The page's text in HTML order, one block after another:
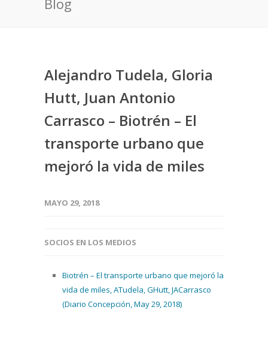
Blog
Alejandro Tudela, Gloria
Hutt, Juan Antonio
Carrasco – Biotrén – El
transporte urbano que
mejoró la vida de miles
MAYO 29, 2018
SOCIOS EN LOS MEDIOS
Biotrén – El transporte urbano que mejoró la
vida de miles, ATudela, GHutt, JACarrasco
(Diario Concepción, May 29, 2018)